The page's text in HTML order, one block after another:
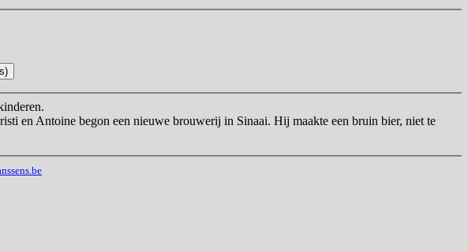
en Antoine begon een nieuwe brouwerij in Sinaai. Hij maakte een bruin bier, niet te